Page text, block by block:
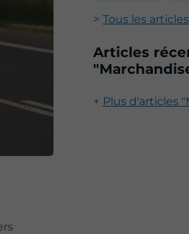
Tous les articles
Articles
Plus d'articles